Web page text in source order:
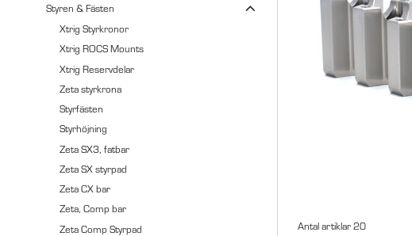
Styren & Fästen
Xtrig Styrkronor
Xtrig ROCS Mounts
Xtrig Reservdelar
Zeta styrkrona
Styrfästen
Styrhöjning
Zeta SX3, fatbar
Zeta SX styrpad
Zeta CX bar
Zeta, Comp bar
Zeta Comp Styrpad
Antal artiklar20